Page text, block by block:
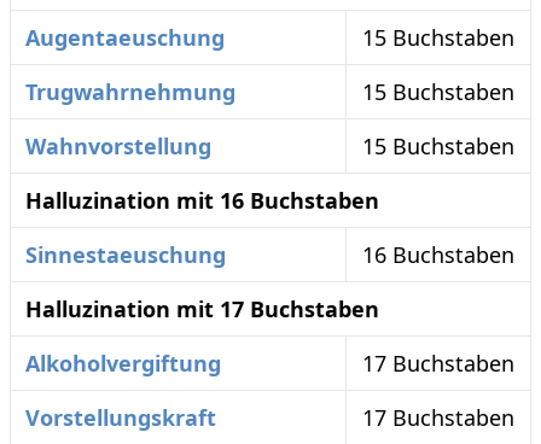
Augentaeuschung
15 Buchstaben
Trugwahrnehmung
15 Buchstaben
Wahnvorstellung
15 Buchstaben
Halluzination mit 16 Buchstaben
Sinnestaeuschung
16 Buchstaben
Halluzination mit 17 Buchstaben
Alkoholvergiftung
17 Buchstaben
Vorstellungskraft
17 Buchstaben